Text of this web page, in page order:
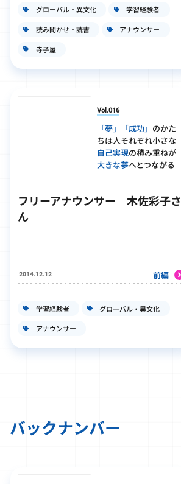
グローバル・異文化 学習経験者
読み聞かせ・読書 アナウンサー
寺子屋
Vol.016
「夢」「成功」 のかた
ちは人それぞれ小さな
自己実現の積み重ねが
大きな夢へとつながる
フリーアナウンサー 木佐彩子さ
ん
2014.12.12 前編
学習経験者 グローバル・異文化
アナウンサー
バックナンバー